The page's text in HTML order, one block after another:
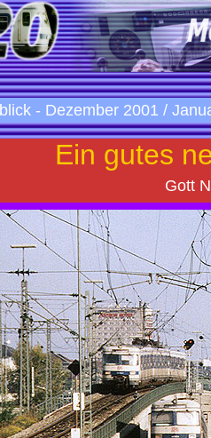
- Dezember 2001 /
Ein gutes
Gott